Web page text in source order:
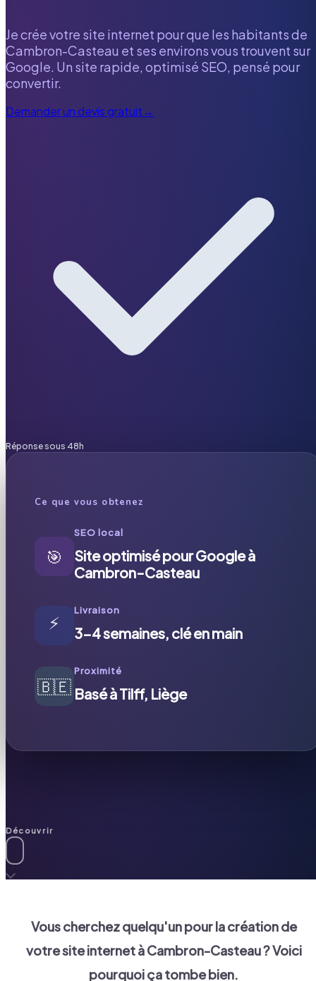
Je crée votre site internet pour que les habitants de
Cambron-Casteau et ses environs vous trouvent sur
Google. Un site rapide, optimisé SEO, pensé pour
convertir.
Demander un devis gratuit→
Réponse sous 48h
Ce que vous obtenez
🎯
SEO local
Site optimisé pour Google à
Cambron-Casteau
⚡
Livraison
3-4 semaines, clé en main
🇧🇪
Proximité
Basé à Tilff, Liège
Découvrir
Vous cherchez quelqu'un pour la création de
votre site internet àCambron-Casteau? Voici
pourquoi ça tombe bien.